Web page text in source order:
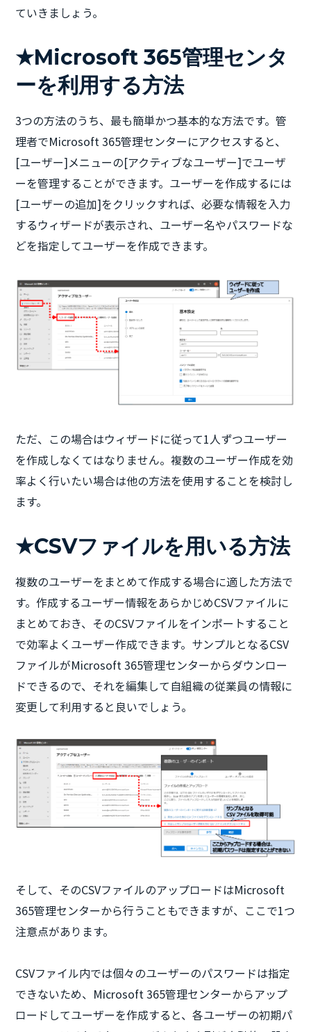
ていきましょう。
★Microsoft 365管理センタ
ーを利用する方法
3つの方法のうち、最も簡単かつ基本的な方法です。管
理者でMicrosoft 365管理センターにアクセスすると、
[ユーザー]メニューの[アクティブなユーザー]でユーザ
ーを管理することができます。ユーザーを作成するには
[ユーザーの追加]をクリックすれば、必要な情報を入力
するウィザードが表示され、ユーザー名やパスワードな
どを指定してユーザーを作成できます。
ただ、この場合はウィザードに従って1人ずつユーザー
を作成しなくてはなりません。複数のユーザー作成を効
率よく行いたい場合は他の方法を使用することを検討し
ます。
★CSVファイルを用いる方法
複数のユーザーをまとめて作成する場合に適した方法で
す。作成するユーザー情報をあらかじめCSVファイルに
まとめておき、そのCSVファイルをインポートすること
で効率よくユーザー作成できます。サンプルとなるCSV
ファイルがMicrosoft 365管理センターからダウンロー
ドできるので、それを編集して自組織の従業員の情報に
変更して利用すると良いでしょう。
そして、そのCSVファイルのアップロードはMicrosoft
365管理センターから行うこともできますが、ここで1つ
注意点があります。
CSVファイル内では個々のユーザーのパスワードは指定
できないため、Microsoft 365管理センターからアップ
ロードしてユーザーを作成すると、各ユーザーの初期パ